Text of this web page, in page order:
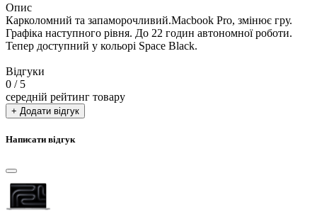
Опис
Карколомний та запаморочливий.Macbook Pro, змінює гру.
Графіка наступного рівня. До 22 годин автономної роботи.
Тепер доступний у кольорі Space Black.
Відгуки
0 / 5
середній рейтинг товару
+ Додати відгук
Написати відгук